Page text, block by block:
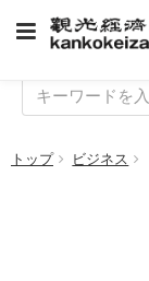
トップ ビジネス